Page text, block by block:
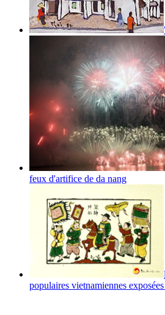
feux d'artifice de da nang
populaires vietnamiennes